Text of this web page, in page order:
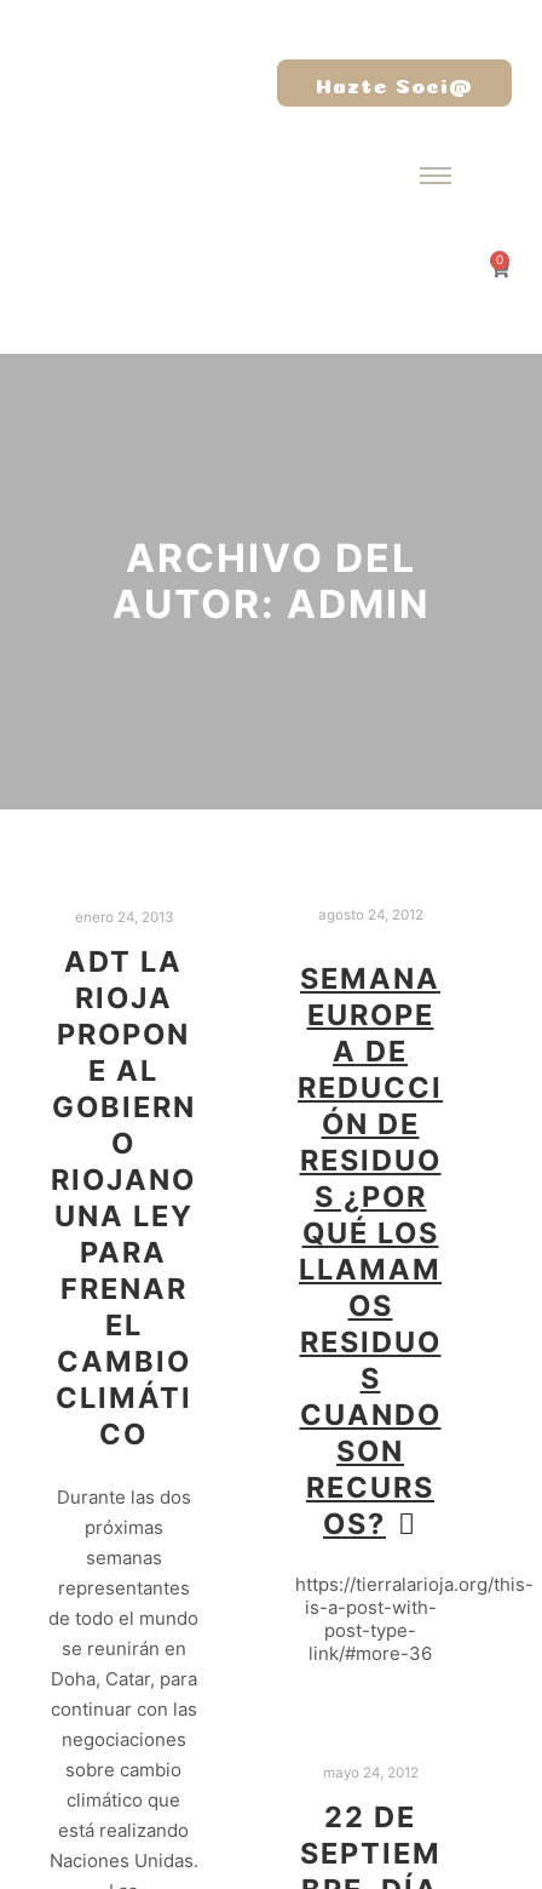
0
Hazte Soci@
ARCHIVO DEL
AUTOR: ADMIN
enero 24, 2013
ADT LA
RIOJA
PROPON
E AL
GOBIERN
O
RIOJANO
UNA LEY
PARA
FRENAR
EL
CAMBIO
CLIMÁTI
CO
Durante las dos
próximas
semanas
representantes
de todo el mundo
se reunirán en
Doha, Catar, para
continuar con las
negociaciones
sobre cambio
climático que
está realizando
Naciones Unidas.
agosto 24, 2012
SEMANA
EUROPE
A DE
REDUCCI
ÓN DE
RESIDUO
S ¿POR
QUÉ LOS
LLAMAM
OS
RESIDUO
S
CUANDO
SON
RECURS
OS?
https://tierralarioja.org/this-
is-a-post-with-
post-type-
link/#more-36
mayo 24, 2012
22 DE
SEPTIEM